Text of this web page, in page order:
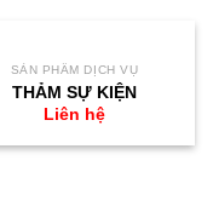
SẢN PHẨM DỊCH VỤ
THẢM SỰ KIỆN
Liên hệ